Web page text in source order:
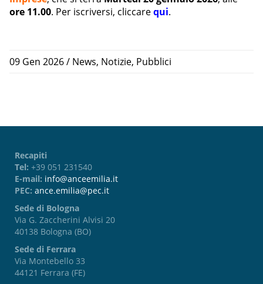
ore 11.00. Per iscriversi, cliccarequi.
09 Gen 2026/ News, Notizie, Pubblici
Recapiti
Tel: +39 051 231540
E-mail: info@anceemilia.it
PEC: ance.emilia@pec.it
Sede di Bologna
Via G. Zaccherini Alvisi 20
40138 Bologna (BO)
Sede di Ferrara
Via Montebello 33
44121 Ferrara (FE)